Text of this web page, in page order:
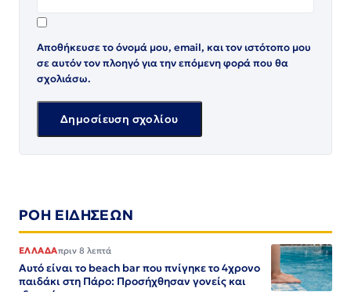
Αποθήκευσε το όνομά μου, email, και τον ιστότοπο μου
σε αυτόν τον πλοηγό για την επόμενη φορά που θα
σχολιάσω.
ΡΟΗ ΕΙΔΗΣΕΩΝ
ΕΛΛΑΔΑπριν 8 λεπτά
Αυτό είναι το beach bar που πνίγηκε το 4χρονο
παιδάκι στη Πάρο: Προσήχθησαν γονείς και